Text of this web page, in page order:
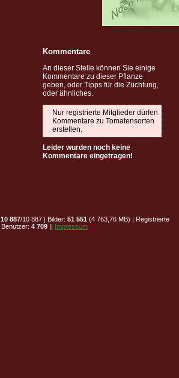
Kommentare
An dieser Stelle können Sie einige
Kommentare zu dieser Pflanze
geben, oder Tipps für die Züchtung,
oder ähnliches.
Nur registrierte Mitglieder dürfen
Kommentare zu Tomatensorten
erstellen.
Leider wurden noch keine
Kommentare eingetragen!
10 887/10 887 | Bilder: 51 551 (4 763,76 MB) | Registrierte
Benutzer: 4 709 || Impressum